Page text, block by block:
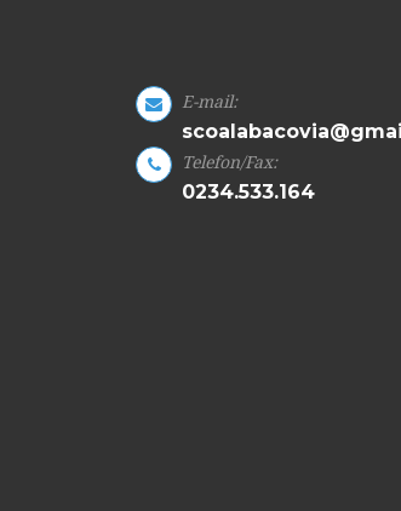
E-mail:
Telefon/Fax:
0234.533.164